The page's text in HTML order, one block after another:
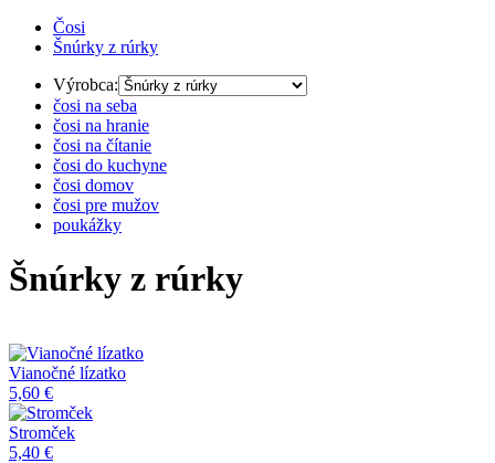
Čosi
Šnúrky z rúrky
Výrobca:
čosi na seba
čosi na hranie
čosi na čítanie
čosi do kuchyne
čosi domov
čosi pre mužov
poukážky
Šnúrky z rúrky
Vianočné lízatko
5,60 €
Stromček
5,40 €